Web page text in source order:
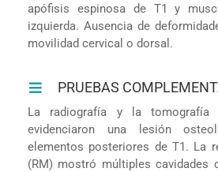
apófisis espinosa de T1 y
izquierda. Ausencia de
movilidad cervical o dorsal.
PRUEBAS
La radiografía y la tomografía
evidenciaron una lesión
elementos posteriores de T1. La
(RM) mostró múltiples cavidades